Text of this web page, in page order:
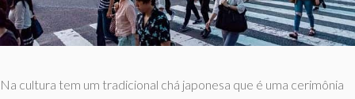
Na cultura tem um tradicional chá japonesa que é uma cerimônia